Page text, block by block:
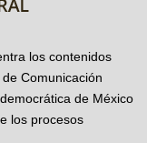
los contenidos
Comunicación
de México
los procesos